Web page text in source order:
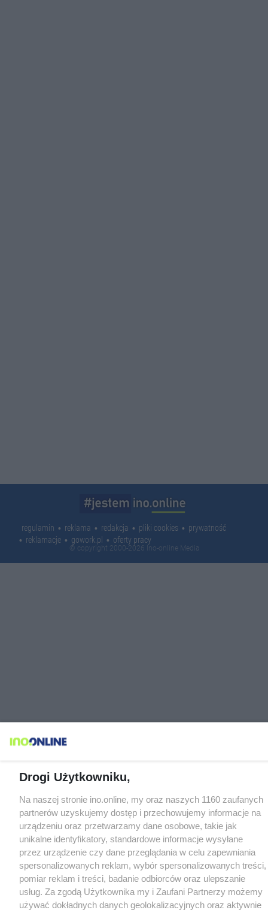
regulamin reklama redakcja pliki cookies
prywatność
reklamacje
gowork.pl oferty pracy
© copyright 2000-2026 Ino-online Media
Drogi Użytkowniku,
Na naszej stronie ino.online, my oraz naszych 1160 zaufanych
partnerów uzyskujemy dostęp i przechowujemy informacje na
urządzeniu oraz przetwarzamy dane osobowe, takie jak
unikalne identyfikatory, standardowe informacje wysyłane
przez urządzenie czy dane przeglądania w celu zapewniania
spersonalizowanych reklam, wybór spersonalizowanych treści,
pomiar reklam i treści, badanie odbiorców oraz ulepszanie
usług. Za zgodą Użytkownika my i Zaufani Partnerzy możemy
używać dokładnych danych geolokalizacyjnych oraz aktywnie